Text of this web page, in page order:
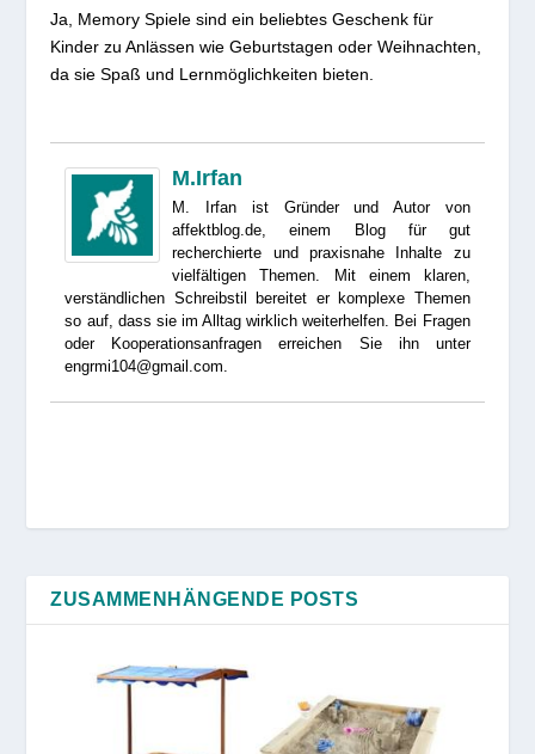
Ja, Memory Spiele sind ein beliebtes Geschenk für
Kinder zu Anlässen wie Geburtstagen oder Weihnachten,
da sie Spaß und Lernmöglichkeiten bieten.
M.Irfan
M. Irfan ist Gründer und Autor von
affektblog.de, einem Blog für gut
recherchierte und praxisnahe Inhalte zu
vielfältigen Themen. Mit einem klaren,
verständlichen Schreibstil bereitet er komplexe Themen
so auf, dass sie im Alltag wirklich weiterhelfen. Bei Fragen
oder Kooperationsanfragen erreichen Sie ihn unter
engrmi104@gmail.com.
ZUSAMMENHÄNGENDE POSTS